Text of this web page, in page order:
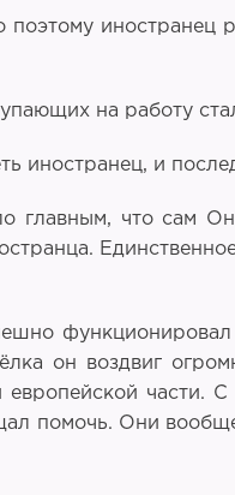
на работу
иностранец, и
главным, что сам
он воздвиг
европейской
помочь. Они